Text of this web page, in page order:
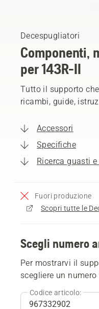
Decespugliatori
Componenti,
per 143R-II
Tutto il supporto
ricambi, guide,
Accessori
Specifiche
Ricerca guasti
Fuori produzione
Scopri tutte le
Scegli numero
Per mostrarvi il
scegliere un
Codice articolo: